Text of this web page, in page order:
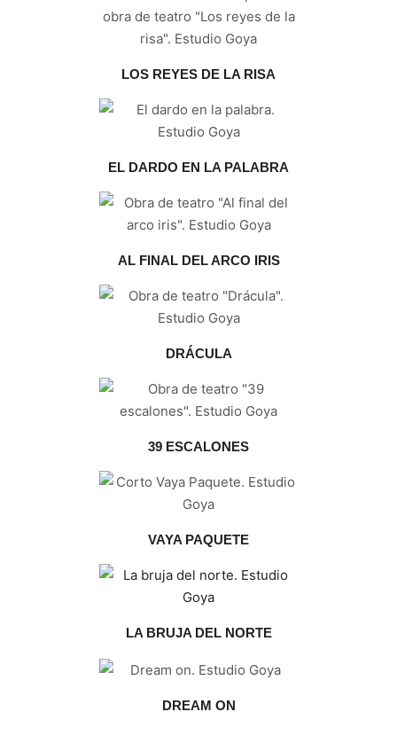
LOS REYES DE LA RISA
EL DARDO EN LA PALABRA
AL FINAL DEL ARCO IRIS
DRÁCULA
39 ESCALONES
VAYA PAQUETE
LA BRUJA DEL NORTE
DREAM ON